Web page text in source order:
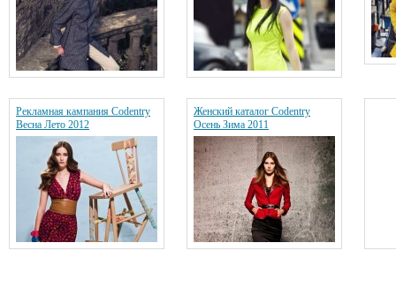
Рекламная кампания Codentry
Весна Лето 2012
Женский каталог Codentry
Осень Зима 2011